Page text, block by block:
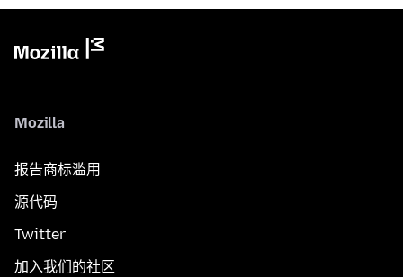
Mozilla
报告商标滥用
源代码
Twitter
加入我们的社区